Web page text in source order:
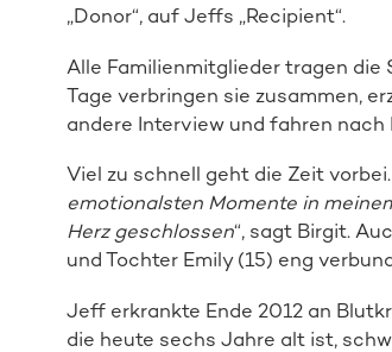
„Donor“, auf Jeffs „Recipient“.
Alle Familienmitglieder tragen die
Tage verbringen sie zusammen,
andere Interview und fahren
Viel zu schnell geht die Zeit vorbei.
emotionalsten Momente in
Herz geschlossen“, sagt Birgit.
und Tochter Emily (15) eng
Jeff erkrankte Ende 2012 an
die heute sechs Jahre alt ist,